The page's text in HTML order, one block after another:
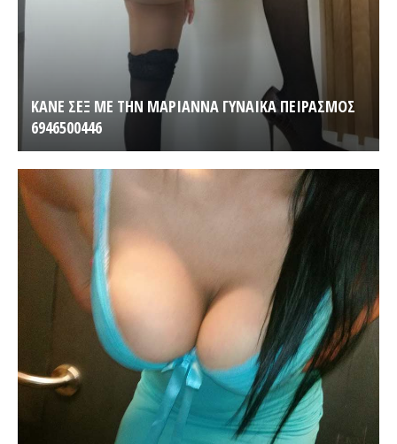
ΚΑΝΕ ΣΕΞ ΜΕ ΤΗΝ ΜΑΡΙΑΝΝΑ ΓΥΝΑΙΚΑ ΠΕΙΡΑΣΜΟΣ
6946500446